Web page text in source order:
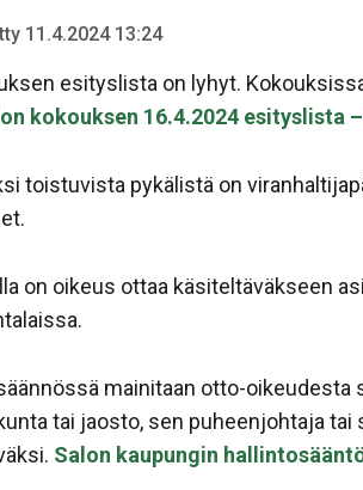
11.4.2024 13:24
esityslista on lyhyt.
kokouksen 16.4.2024 esityslista
toistuvista pykälistä on
on oikeus ottaa käsiteltäväkseen
mainitaan otto-
tai jaosto, sen puheenjohtaja
Salon kaupungin